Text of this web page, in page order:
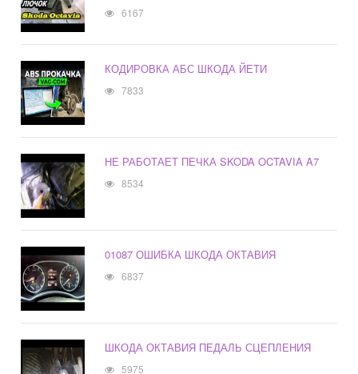
6167
КОДИРОВКА АБС ШКОДА ЙЕТИ
7833
НЕ РАБОТАЕТ ПЕЧКА SKODA OCTAVIA A7
8534
01087 ОШИБКА ШКОДА ОКТАВИЯ
6837
ШКОДА ОКТАВИЯ ПЕДАЛЬ СЦЕПЛЕНИЯ
5975